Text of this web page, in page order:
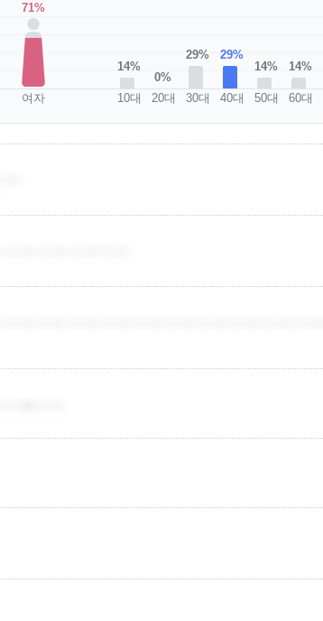
71%
여자
14%
10대
0%
20대
29%
30대
29%
40대
14%
50대
14%
60대